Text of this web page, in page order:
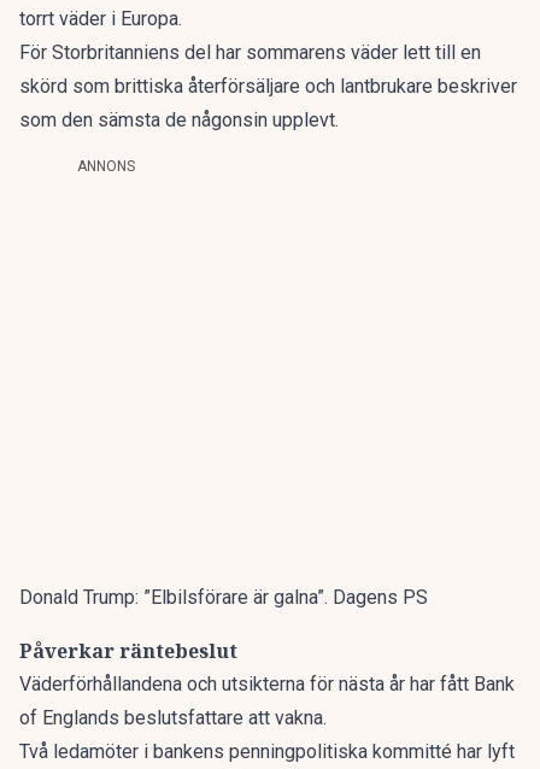
torrt väder i Europa.
För Storbritanniens del har sommarens väder lett till en
skörd som brittiska återförsäljare och lantbrukare beskriver
som den sämsta de någonsin upplevt.
ANNONS
Donald Trump: ”Elbilsförare är galna”. Dagens PS
Påverkar räntebeslut
Väderförhållandena och utsikterna för nästa år har fått Bank
of Englands beslutsfattare att vakna.
Två ledamöter i bankens penningpolitiska kommitté har lyft